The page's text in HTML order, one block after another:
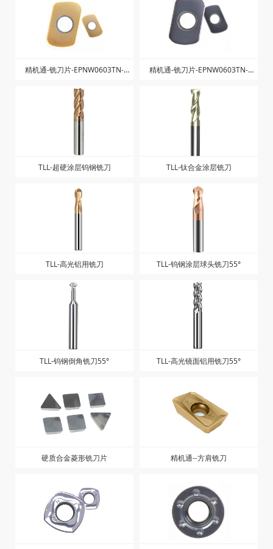
精机通-铣刀片-EPNW0603TN-
ZK1225
精机通-铣刀片-EPNW0603TN-
ZK1025
TLL-超硬涂层钨钢铣刀 TLL-钛合金涂层铣刀
TLL-高光铝用铣刀 TLL-钨钢涂层球头铣刀55°
TLL-钨钢倒角铣刀55° TLL-高光镜面铝用铣刀55°
硬质合金菱形铣刀片 精机通--方肩铣刀